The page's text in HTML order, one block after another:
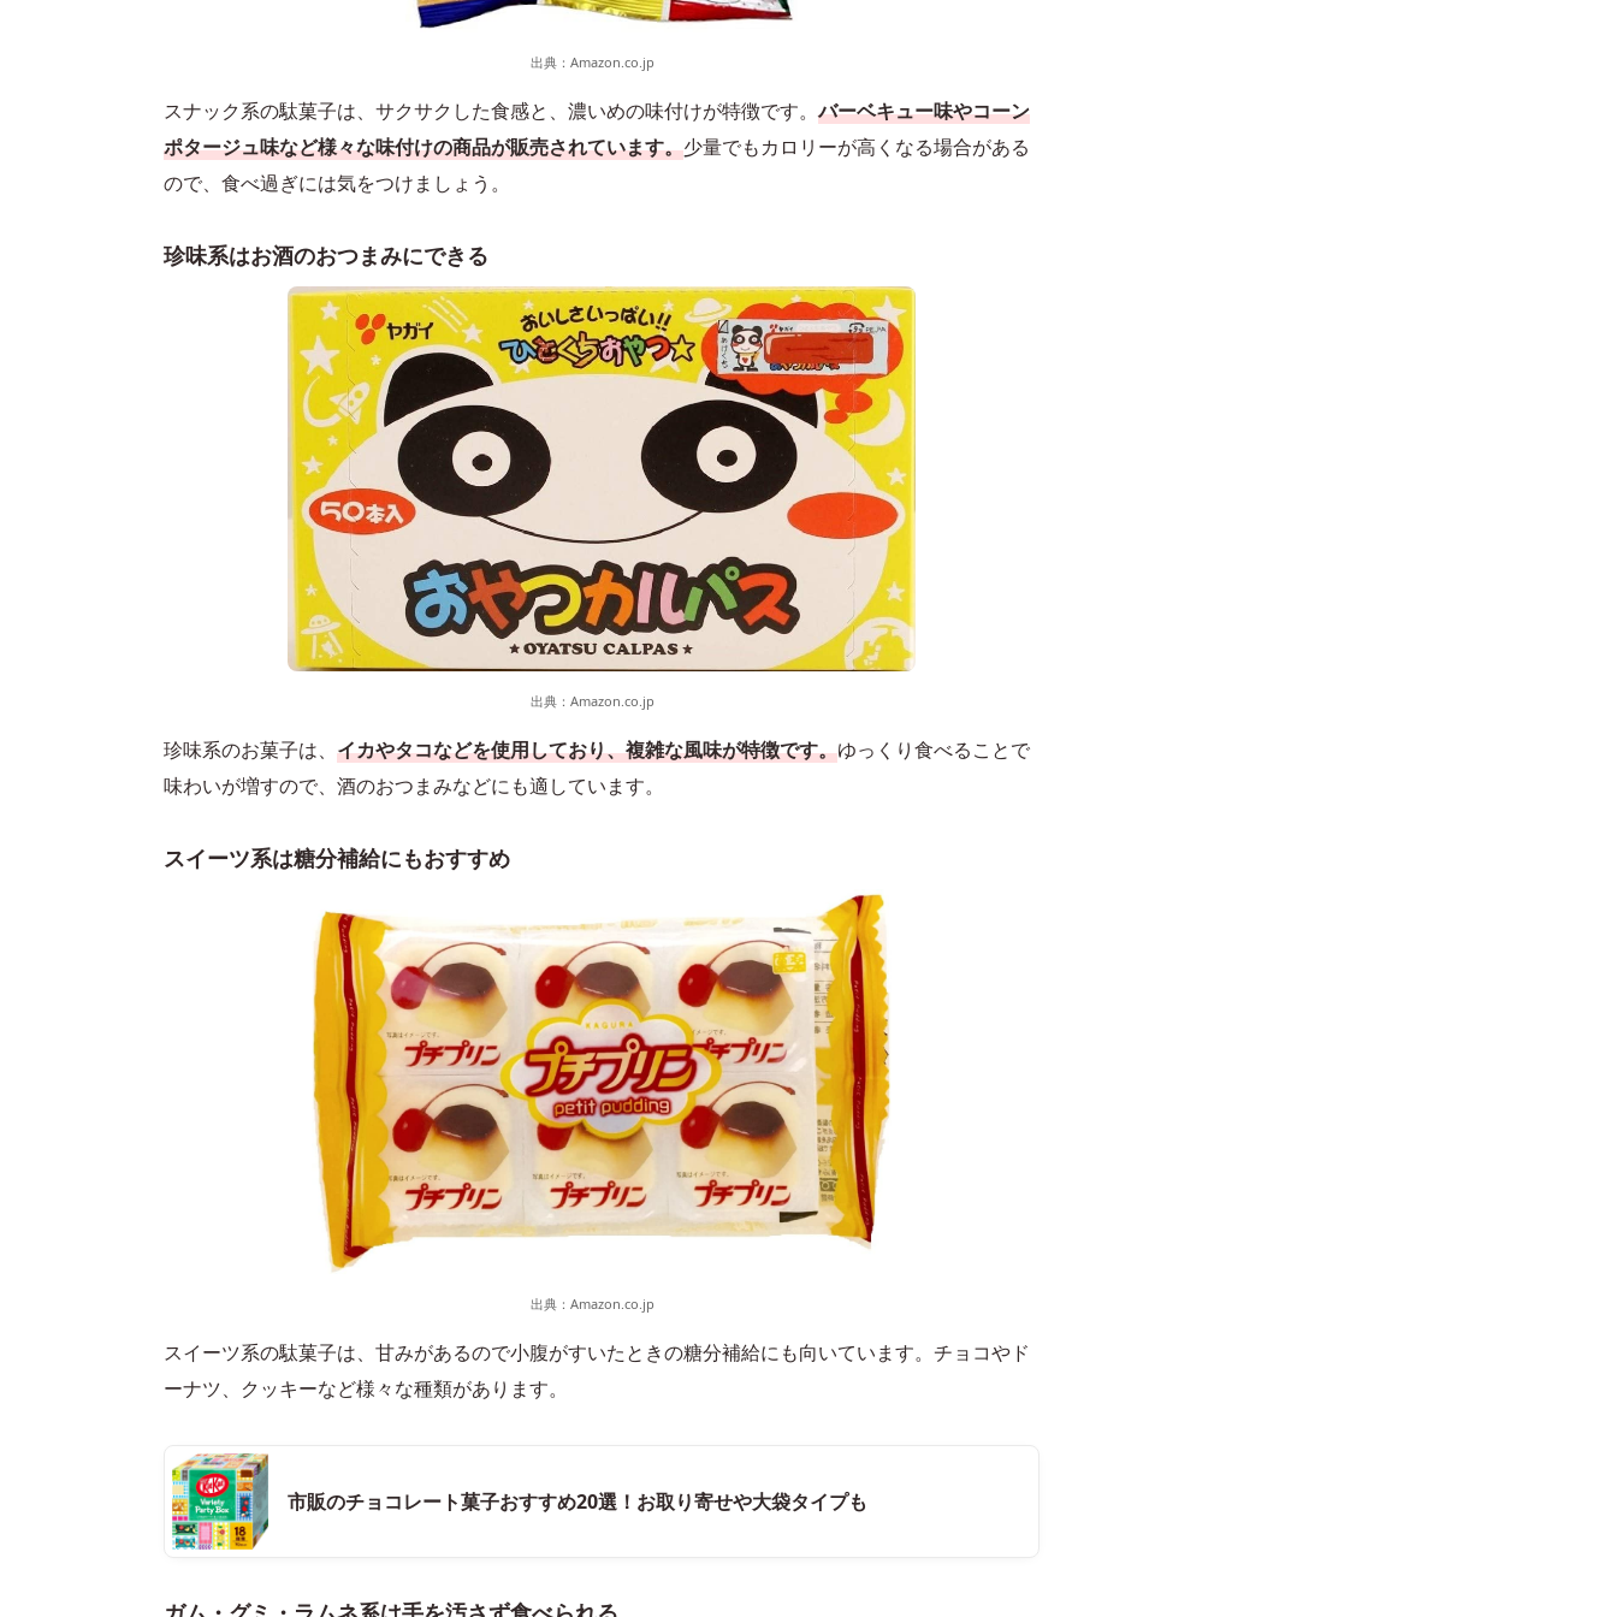
出典： Amazon.co.jp
スナック系の駄菓子は、サクサクした食感と、濃いめの味付けが特徴です。バーベキュー味やコーン
ポタージュ味など様々な味付けの商品が販売されています。少量でもカロリーが高くなる場合がある
ので、食べ過ぎには気をつけましょう。
珍味系はお酒のおつまみにできる
出典： Amazon.co.jp
珍味系のお菓子は、 イカやタコなどを使用しており、複雑な風味が特徴です。ゆっくり食べることで
味わいが増すので、酒のおつまみなどにも適しています。
スイーツ系は糖分補給にもおすすめ
出典： Amazon.co.jp
スイーツ系の駄菓子は、甘みがあるので小腹がすいたときの糖分補給にも向いています。チョコやド
ーナツ、クッキーなど様々な種類があります。
市販のチョコレート菓子おすすめ20選！お取り寄せや大袋タイプも